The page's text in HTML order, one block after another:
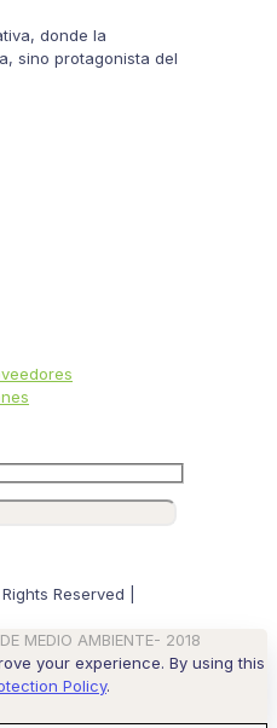
donde la
sino protagonista del
Reserved |
your experience. By using this
Policy.